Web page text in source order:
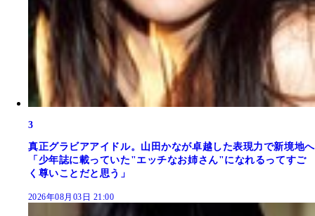
3
真正グラビアアイドル。山田かなが卓越した表現力で新境地へ
「少年誌に載っていた"エッチなお姉さん"になれるってすご
く尊いことだと思う」
2026年08月03日 21:00